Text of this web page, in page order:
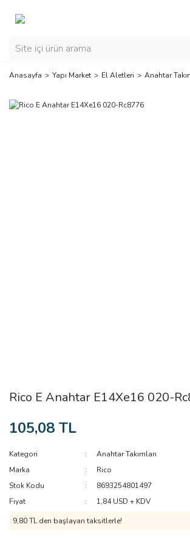
Anasayfa Yapı Market El Aletleri Anahtar
Rico E Anahtar E14Xe16 020-
105,08 TL
Kategori
Anahtar Takımları
Marka
Rico
Stok Kodu
8693254801497
Fiyat
1,84 USD + KDV
9,80 TL den başlayan taksitlerle!